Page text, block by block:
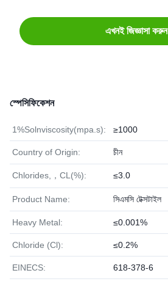
এখনই জিজ্ঞাসা করুন
স্পেসিফিকেশন
1%Solnviscosity(mpa.s): ≥1000
Country of Origin: চীন
Chlorides,，CL(%): ≤3.0
Product Name: সিএমসি টেক্সটাইল
Heavy Metal: ≤0.001%
Chloride (Cl): ≤0.2%
EINECS: 618-378-6